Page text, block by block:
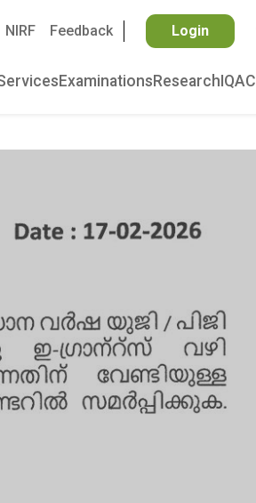
NIRF Feedback Login
Examinations Research IQAC